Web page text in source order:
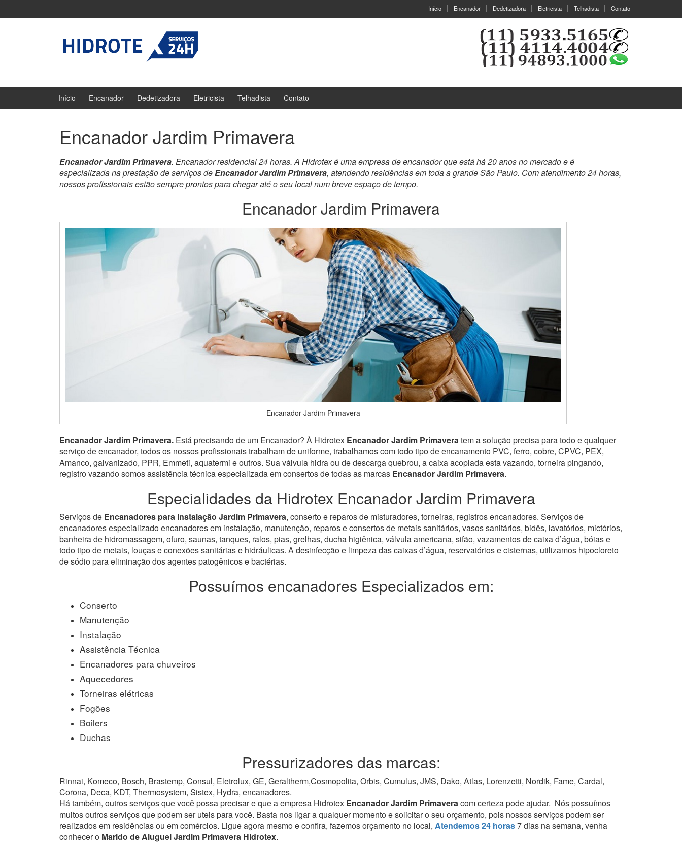
Início Encanador Dedetizadora Eletricista Telhadista Contato
Início Encanador Dedetizadora Eletricista Telhadista Contato
Encanador Jardim Primavera
Encanador Jardim Primavera. Encanador residencial 24 horas. A Hidrotex é uma empresa de encanador que está há 20 anos no mercado e é
especializada na prestação de serviços deEncanador Jardim Primavera, atendendo residências em toda a grande São Paulo. Com atendimento 24 horas,
nossos profissionais estão sempre prontos para chegar até o seu local num breve espaço de tempo.
Encanador Jardim Primavera
Encanador Jardim Primavera
Encanador Jardim Primavera. Está precisando de um Encanador? À Hidrotex Encanador Jardim Primaveratem a solução precisa para todo e qualquer
serviço de encanador, todos os nossos profissionais trabalham de uniforme, trabalhamos com todo tipo de encanamento PVC, ferro, cobre, CPVC, PEX,
Amanco, galvanizado, PPR, Emmeti, aquatermi e outros. Sua válvula hidra ou de descarga quebrou, a caixa acoplada esta vazando, torneira pingando,
registro vazando somos assistência técnica especializada em consertos de todas as marcas Encanador Jardim Primavera.
Especialidades da Hidrotex Encanador Jardim Primavera
Serviços de Encanadores para instalação Jardim Primavera, conserto e reparos de misturadores, torneiras, registros encanadores. Serviços de
encanadores especializado encanadores em instalação, manutenção, reparos e consertos de metais sanitários, vasos sanitários, bidês, lavatórios, mictórios,
banheira de hidromassagem, ofuro, saunas, tanques, ralos, pias, grelhas, ducha higiênica, válvula americana, sifão, vazamentos de caixa d’água, bóias e
todo tipo de metais, louças e conexões sanitárias e hidráulicas. A desinfecção e limpeza das caixas d’água, reservatórios e cisternas, utilizamos hipocloreto
de sódio para eliminação dos agentes patogênicos e bactérias.
Possuímos encanadores Especializados em:
Conserto
Manutenção
Instalação
Assistência Técnica
Encanadores para chuveiros
Aquecedores
Torneiras elétricas
Fogões
Boilers
Duchas
Pressurizadores das marcas:
Rinnai, Komeco, Bosch, Brastemp, Consul, Eletrolux, GE, Geraltherm,Cosmopolita, Orbis, Cumulus, JMS, Dako, Atlas, Lorenzetti, Nordik, Fame, Cardal,
Corona, Deca, KDT, Thermosystem, Sistex, Hydra, encanadores.
Há também, outros serviços que você possa precisar e que a empresa Hidrotex Encanador Jardim Primaveracom certeza pode ajudar. Nós possuímos
muitos outros serviços que podem ser uteis para você. Basta nos ligar a qualquer momento e solicitar o seu orçamento, pois nossos serviços podem ser
realizados em residências ou em comércios. Ligue agora mesmo e confira, fazemos orçamento no local, Atendemos 24 horas7 dias na semana, venha
conhecer o Marido de Aluguel Jardim Primavera Hidrotex.